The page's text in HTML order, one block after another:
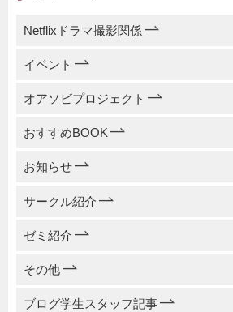
Netflixドラマ撮影関係
イベント
オアソビプロジェクト
おすすめBOOK
お知らせ
サークル紹介
ゼミ紹介
その他
ブログ学生スタッフ記事